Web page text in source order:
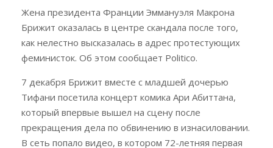
Жена президента Франции Эммануэля Макрона
Брижит оказалась в центре скандала после того,
как нелестно высказалась в адрес протестующих
феминисток. Об этом сообщает Politico.
7 декабря Брижит вместе с младшей дочерью
Тифани посетила концерт комика Ари Абиттана,
который впервые вышел на сцену после
прекращения дела по обвинению в изнасиловании.
В сеть попало видео, в котором 72-летняя первая